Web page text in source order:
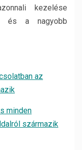
kezelése
és a nagyobb
az
minden
származik